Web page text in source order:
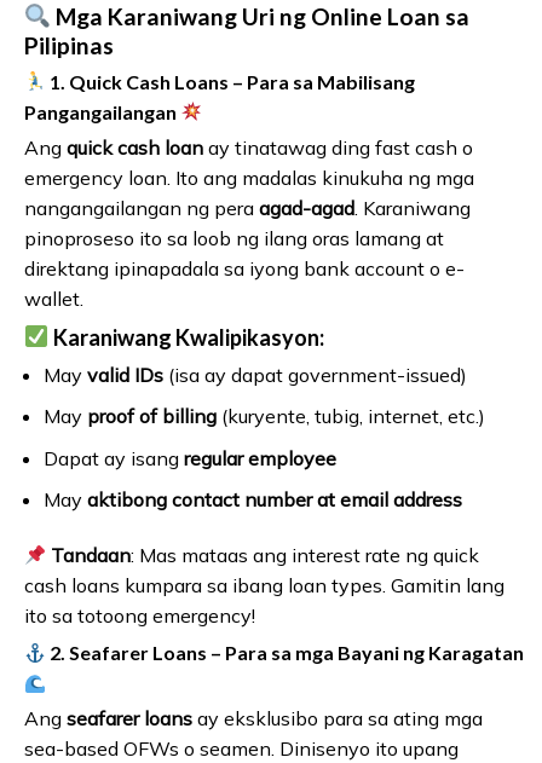
Mga Karaniwang Uri ng Online Loan sa
Pilipinas
1. Quick Cash Loans – Para sa Mabilisang
Pangangailangan
Ang quick cash loan ay tinatawag ding fast cash o
emergency loan. Ito ang madalas kinukuha ng mga
nangangailangan ng pera agad-agad . Karaniwang
pinoproseso ito sa loob ng ilang oras lamang at
direktang ipinapadala sa iyong bank account o e-
wallet.
Karaniwang Kwalipikasyon:
May valid IDs(isa ay dapat government-issued)
May proof of billing(kuryente, tubig, internet, etc.)
Dapat ay isang regular employee
May aktibong contact number at email address
Tandaan: Mas mataas ang interest rate ng quick
cash loans kumpara sa ibang loan types. Gamitin lang
ito sa totoong emergency!
2. Seafarer Loans – Para sa mga Bayani ng Karagatan
Ang seafarer loans ay eksklusibo para sa ating mga
sea-based OFWs o seamen. Dinisenyo ito upang